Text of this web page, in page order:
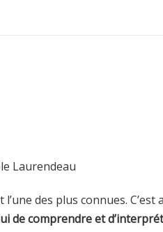
l’une des plus connues.
de comprendre et